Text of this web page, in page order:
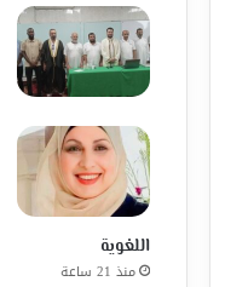
اللغوية
منذ 21 ساعة